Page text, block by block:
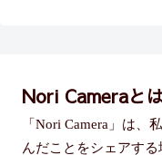
Nori Cameraと
「Nori Camera」は、
んだことをシェアす